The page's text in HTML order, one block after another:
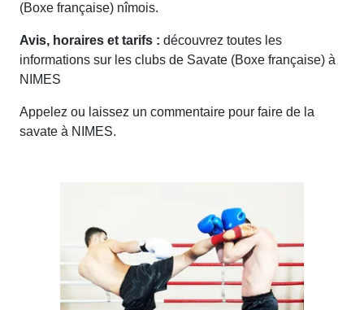
(Boxe française) nîmois.
Avis, horaires et tarifs : découvrez toutes les
informations sur les clubs de Savate (Boxe française) à
NIMES
Appelez ou laissez un commentaire pour faire de la
savate à NIMES.